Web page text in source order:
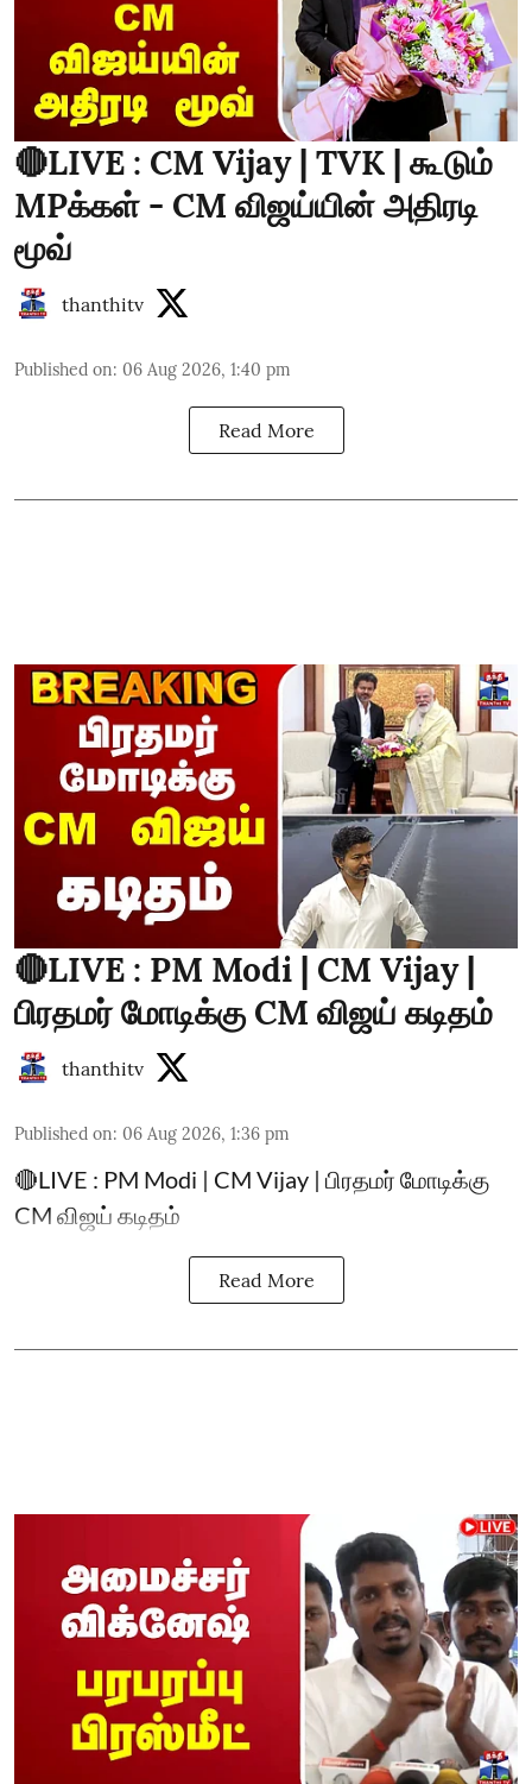
🔴LIVE : CM Vijay | TVK | கூடும்
MPக்கள் - CM விஜய்யின் அதிரடி
மூவ்
thanthitv
Published on: 06 Aug 2026, 1:40 pm
Read More
🔴LIVE : PM Modi | CM Vijay |
பிரதமர் மோடிக்கு CM விஜய் கடிதம்
thanthitv
Published on: 06 Aug 2026, 1:36 pm
🔴LIVE : PM Modi | CM Vijay | பிரதமர் மோடிக்கு
CM விஜய் கடிதம்
Read More